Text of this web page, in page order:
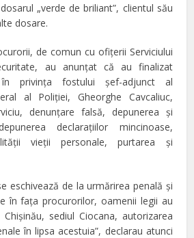
„verde de briliant”, clientul său
dosare.
de comun cu ofițerii Serviciului
au anunţat că au finalizat
privința fostului șef-adjunct al
al Poliției, Gheorghe Cavcaliuc,
denunțare falsă, depunerea și
declarațiilor mincinoase,
vieții personale, purtarea și
eschivează de la urmărirea penală și
în fața procurorilor, oamenii legii au
sediul Ciocana, autorizarea
în lipsa acestuia”, declarau atunci